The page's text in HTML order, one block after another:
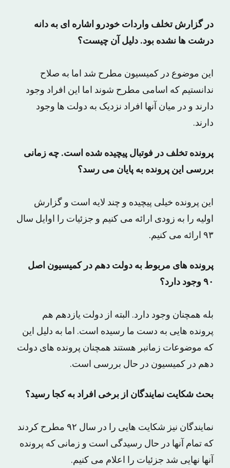
در گزارش تخلف واردات خودرو اشاره ای به دانه
درشت ها نشده بود. دلیل آن چیست؟
این موضوع در کمیسیون مطرح شد اما به صلاح
ندانستیم که اسامی مطرح شوند اما این افراد وجود
دارند و در میان آنها افراد نزدیک به دولت ها وجود
دارند.
پرونده تخلف در فوتبال پیچیده شده است. چه زمانی
بررسی این پرونده به پایان می رسد؟
این پرونده خیلی پیچیده و چند لایه است و گزارش
اولیه را به زودی ارائه می کنیم و جزئیات را اوایل سال
۹۳ ارائه می کنیم.
پرونده های مربوط به دولت دهم در کمیسیون اصل
۹۰ وجود دارد؟
بله همچنان وجود دارد. البته از دولت یازدهم هم
پرونده هایی به دست ما رسیده است. اما به دلیل این
که موضوعات زمانبر هستند همچنان پرونده های دولت
دهم در کمیسیون در حال بررسی است.
بحث شکایت نمایندگان از برخی افراد به کجا رسید؟
نمایندگان نیز شکایت هایی را در سال ۹۲ مطرح کردند
که تمام آنها در حال رسیدگی است و زمانی که پرونده
آنها نهایی شد جزئیات را اعلام می کنیم.